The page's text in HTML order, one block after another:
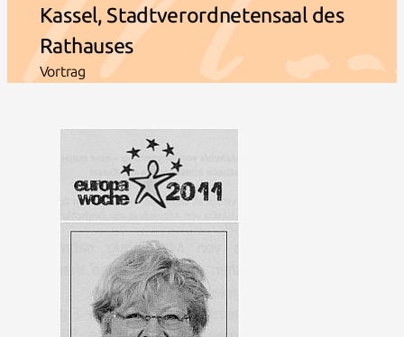
Kassel, Stadtverordnetensaal des
Rathauses
Vortrag